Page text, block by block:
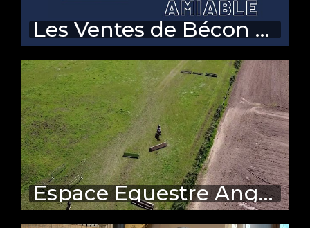
Les Ventes de Bécon 2024 (matin - lots 1 à 18)
Espace Equestre Angers Corné